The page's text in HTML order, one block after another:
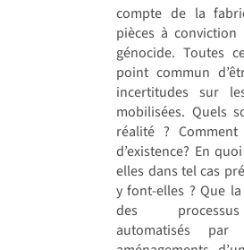
compte de la
pièces à
génocide. Toutes
point commun
incertitudes sur
mobilisées. Quels
réalité ?
d’existence? En
elles dans tel cas
y font-elles ? Que
des processus
automatisés